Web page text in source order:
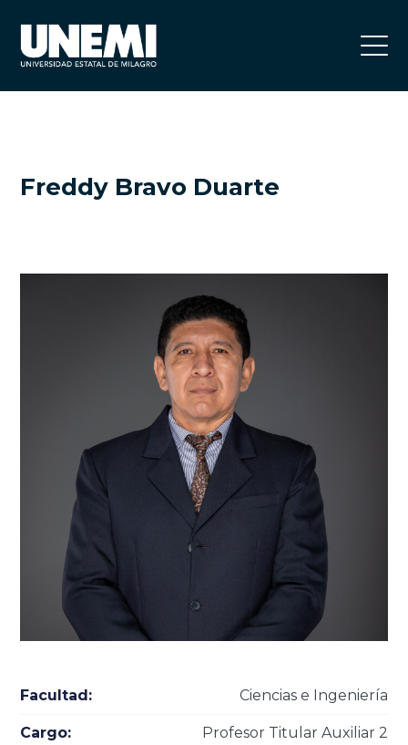
Freddy Bravo Duarte
Facultad: Ciencias e Ingeniería
Cargo: Profesor Titular Auxiliar 2